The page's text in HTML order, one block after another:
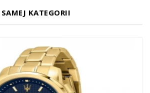
KATEGORII